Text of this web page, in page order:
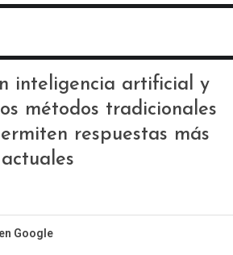
inteligencia artificial y
métodos tradicionales
respuestas más
Google